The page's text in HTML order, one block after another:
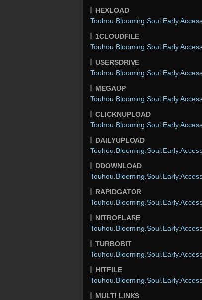
HEXLOAD
1CLOUDFILE
USERSDRIVE
MEGAUP
CLICKNUPLOAD
DAILYUPLOAD
DDOWNLOAD
RAPIDGATOR
NITROFLARE
TURBOBIT
HITFILE
MULTI LINKS